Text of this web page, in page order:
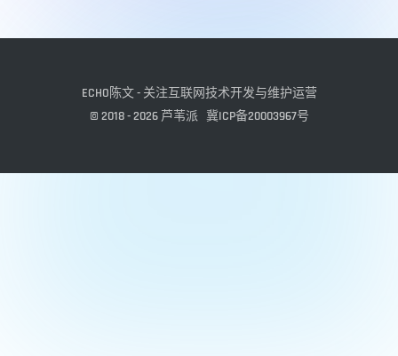
ECHO陈文 - 关注互联网技术开发与维护运营
© 2018 - 2026 芦苇派 冀ICP备20003967号